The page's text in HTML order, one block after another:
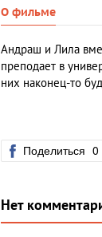
О фильме
Андраш и Лила
преподает в
них наконец-то
Поделиться 0
Нет